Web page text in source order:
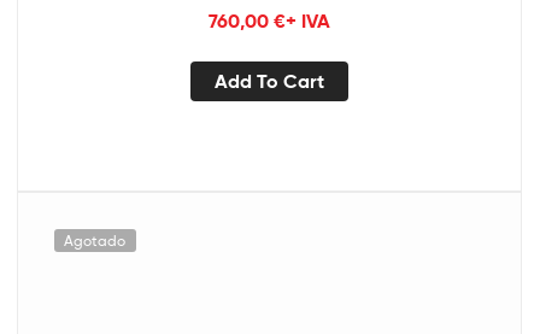
760,00 €+ IVA
Add To Cart
Agotado